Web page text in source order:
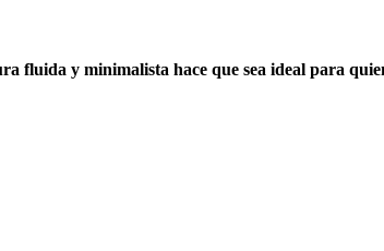
fluida y minimalista hace que sea ideal para